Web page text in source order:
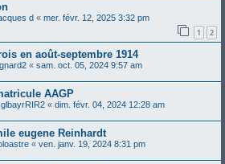
d « mer. févr. 12, 2025 3:32 pm
1 2
en août-septembre 1914
« sam. oct. 05, 2024 9:57 am
AAGP
« dim. févr. 04, 2024 12:28 am
eugene Reinhardt
« ven. janv. 19, 2024 8:31 pm